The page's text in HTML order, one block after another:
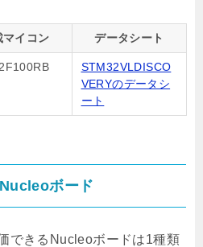
マイコン データシート
STM32VLDISCO
VERYのデータシ
ート
ボード
できるNucleoボードは1種類